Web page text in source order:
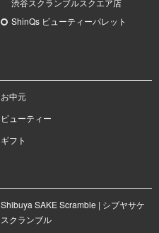
渋谷スクランブルスクエア店
ShinQs ビューティーパレット
お中元
ビューティー
ギフト
Shibuya SAKE Scramble | シブヤサケ
スクランブル